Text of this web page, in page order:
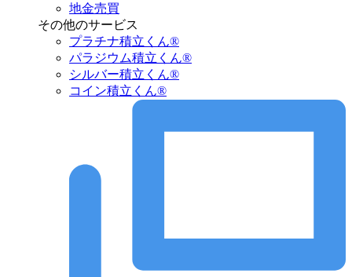
地金売買
その他のサービス
プラチナ積立くん®︎
パラジウム積立くん®︎
シルバー積立くん®︎
コイン積立くん®︎